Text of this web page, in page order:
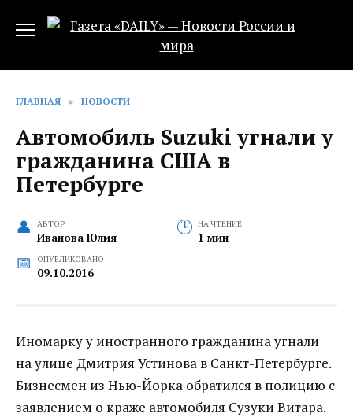
ГЛАВНАЯ » НОВОСТИ
Автомобиль Suzuki угнали у
гражданина США в
Петербурге
АВТОР
Иванова Юлия
НА ЧТЕНИЕ
1 мин
ОПУБЛИКОВАНО
09.10.2016
Иномарку у иностранного гражданина угнали
на улице Дмитрия Устинова в Санкт-Петербурге.
Бизнесмен из Нью-Йорка обратился в полицию с
заявлением о краже автомобиля Сузуки Витара.